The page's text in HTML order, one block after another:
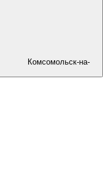
Комсомольск-на-